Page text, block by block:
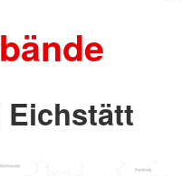
Eichstätt